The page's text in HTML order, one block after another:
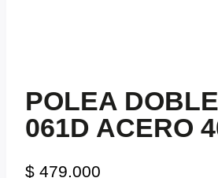
POLEA
061D ACERO
$ 479.000